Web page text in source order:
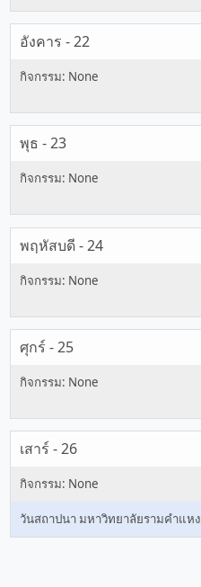
อังคาร - 22
พุธ - 23
พฤหัสบดี - 24
ศุกร์ - 25
เสาร์ - 26
วันสถาปนา มหาวิทยาลัยรามคำแหง